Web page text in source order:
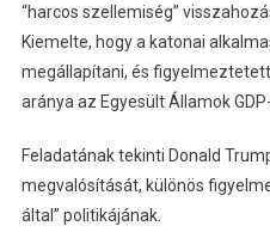
“harcos szellemiség”
Kiemelte, hogy a katonai
megállapítani, és
aránya az Egyesült Államok
Feladatának tekinti Donald
megvalósítását, különös
által” politikájának.